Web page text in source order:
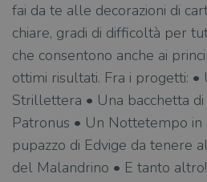
fai da te alle decorazioni di
chiare, gradi di difficoltà per
che consentono anche ai
ottimi risultati. Fra i progetti:
Strillettera • Una bacchetta di
Patronus • Un Nottetempo in
pupazzo di Edvige da tenere
del Malandrino • E tanto altro!